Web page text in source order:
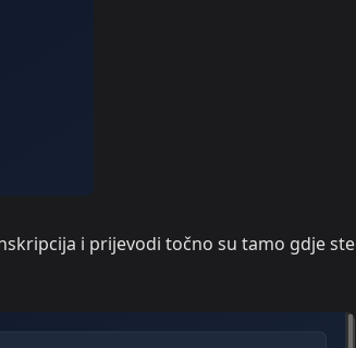
i prijevodi točno su tamo gdje ste